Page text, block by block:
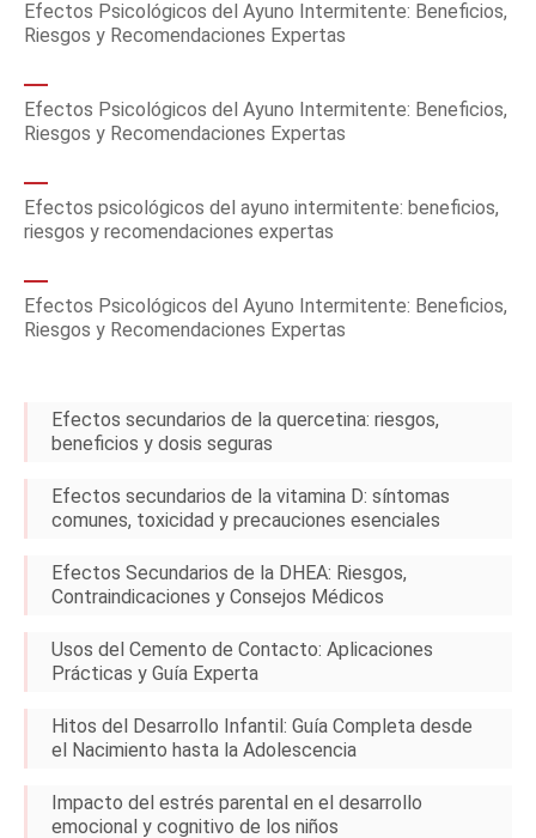
Efectos Psicológicos del Ayuno Intermitente: Beneficios,
Riesgos y Recomendaciones Expertas
Efectos Psicológicos del Ayuno Intermitente: Beneficios,
Riesgos y Recomendaciones Expertas
Efectos psicológicos del ayuno intermitente: beneficios,
riesgos y recomendaciones expertas
Efectos Psicológicos del Ayuno Intermitente: Beneficios,
Riesgos y Recomendaciones Expertas
Efectos secundarios de la quercetina: riesgos,
beneficios y dosis seguras
Efectos secundarios de la vitamina D: síntomas
comunes, toxicidad y precauciones esenciales
Efectos Secundarios de la DHEA: Riesgos,
Contraindicaciones y Consejos Médicos
Usos del Cemento de Contacto: Aplicaciones
Prácticas y Guía Experta
Hitos del Desarrollo Infantil: Guía Completa desde
el Nacimiento hasta la Adolescencia
Impacto del estrés parental en el desarrollo
emocional y cognitivo de los niños